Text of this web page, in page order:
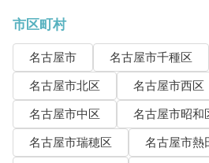
市区町村
名古屋市 名古屋市千種区
名古屋市北区
名古屋市西区
名古屋市中区
名古屋市昭和
名古屋市瑞穂区
名古屋市熱